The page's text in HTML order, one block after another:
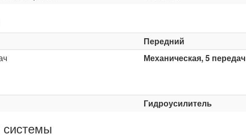
Передний
Механическая, 5 передач
Гидроусилитель